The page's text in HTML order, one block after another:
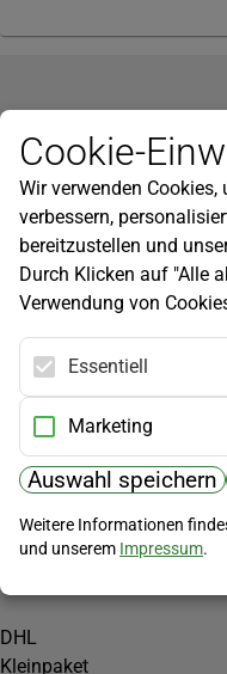
Newsletter
Infos zu neuen
unserem Newsletter!
Jetzt anmelden
Hilfe
Kundenservice
Widerrufsbelehrung
Versandkosten
Zahlungsmöglichkeiten
PayPal
Vorkasse
Versand
DHL
Kleinpaket
Cookie-
Wir verwenden
verbessern,
bereitzustellen und
Durch Klicken auf "Alle
Verwendung von
Essentiell
Marketing
Auswahl speichern
Weitere Informationen
und unserem Impressum.